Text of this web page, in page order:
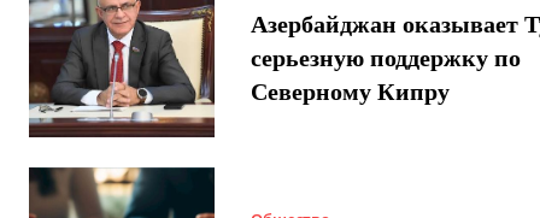
Азербайджан оказывает
серьезную поддержку по
Северному Кипру